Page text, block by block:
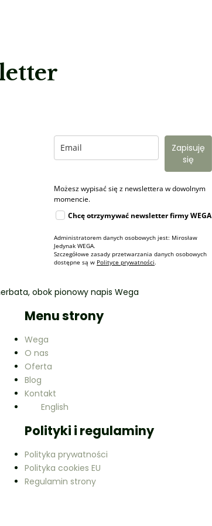
Zapisuję
się
Możesz wypisać się z newslettera w dowolnym
momencie.
Chcę otrzymywać newsletter firmy WEGA
Administratorem danych osobowych jest: Mirosław
Jedynak WEGA.
Szczegółowe zasady przetwarzania danych osobowych
dostępne są w Polityce prywatności.
Menu strony
Wega
O nas
Oferta
Blog
Kontakt
English
Polityki i regulaminy
Polityka prywatności
Polityka cookies EU
Regulamin strony